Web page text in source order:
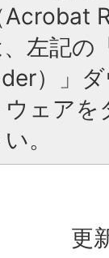
Acrobat
左記の
）」
ェア
。
更